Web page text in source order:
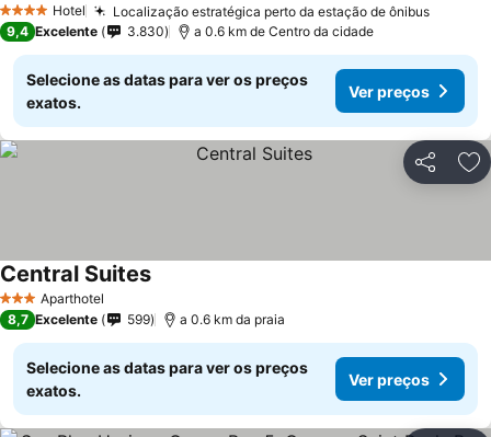
4 EstrelasHotel Localização estratégica perto da estação de ônibus
9,4 Excelente 3.830 a 0.6 km de Centro da cidade
Selecione as datas para ver os preços
exatos.
Ver preços
Partilhar
3 EstrelasAparthotel
Central Suites
8,7 Excelente 599 a 0.6 km da praia
Selecione as datas para ver os preços
exatos.
Ver preços